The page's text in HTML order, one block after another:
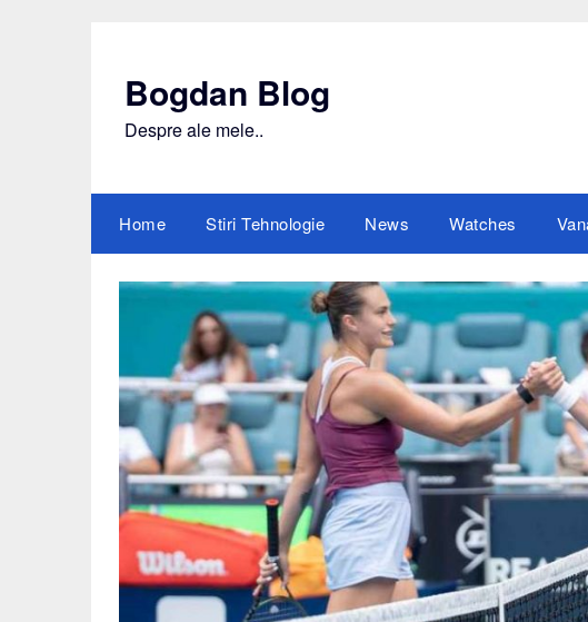
Bogdan Blog
Despre ale mele..
Home Stiri Tehnologie News Watches